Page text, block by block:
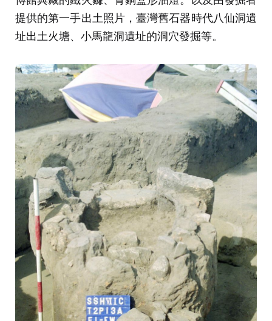
提供的第一手出土照片，臺灣舊石器時代八仙洞遺
址出土火塘、小馬龍洞遺址的洞穴發掘等。